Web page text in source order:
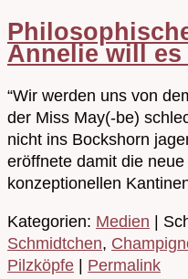
Annelie will es
“Wir werden uns von
der Miss May(-be)
nicht ins Bockshorn
eröffnete damit die
konzeptionellen
Kategorien: Medien |
Schmidtchen,
Pilzköpfe
Permalink